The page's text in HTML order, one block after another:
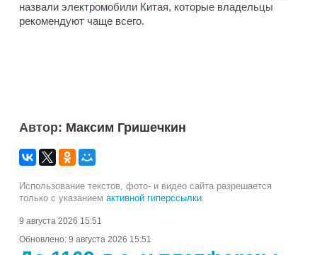
назвали электромобили Китая, которые владельцы
рекомендуют чаще всего.
Автор: Максим Гришечкин
Использование текстов, фото- и видео сайта разрешается
только с указанием активной гиперссылки.
9 августа 2026 15:51
Обновлено: 9 августа 2026 15:51